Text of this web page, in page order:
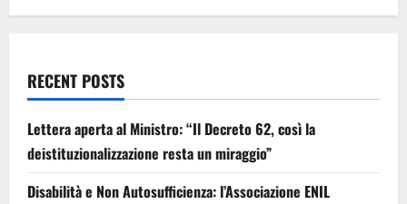
RECENT POSTS
Lettera aperta al Ministro: “Il Decreto 62, così la
deistituzionalizzazione resta un miraggio”
Disabilità e Non Autosufficienza: l’Associazione ENIL